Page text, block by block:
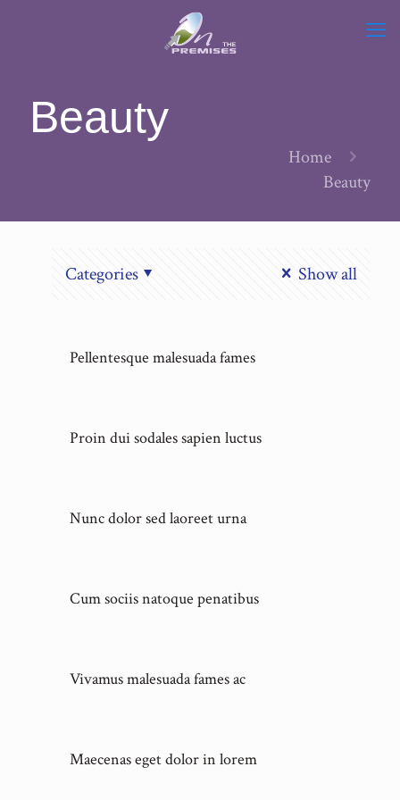
Beauty
Home
Beauty
Categories Show all
Pellentesque malesuada fames
Proin dui sodales sapien luctus
Nunc dolor sed laoreet urna
Cum sociis natoque penatibus
Vivamus malesuada fames ac
Maecenas eget dolor in lorem